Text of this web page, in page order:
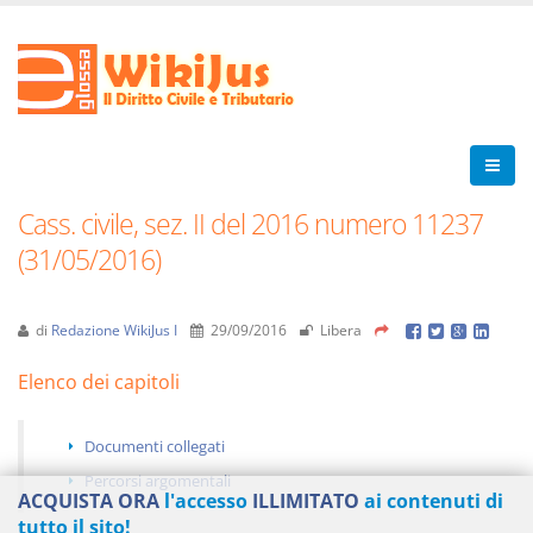
Cass. civile, sez. II del 2016 numero 11237
(31/05/2016)
di Redazione WikiJus I 29/09/2016 Libera
Elenco dei capitoli
Documenti collegati
Percorsi argomentali
ACQUISTA ORA l'accesso ILLIMITATO ai contenuti di
tutto il sito!